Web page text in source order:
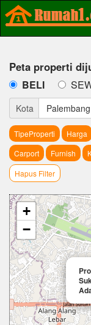
Peta properti
BELI
Kota Palembang
TipeProperti Harga
Carport
Furnish
Hapus Filter
+
−